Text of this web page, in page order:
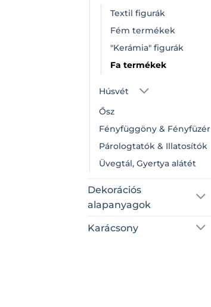
Textil figurák
Fém termékek
"Kerámia" figurák
Fa termékek
Húsvét
Ősz
Fényfüggöny & Fényfüzér
Párologtatók & Illatosítók
Üvegtál, Gyertya alátét
Dekorációs
alapanyagok
Karácsony